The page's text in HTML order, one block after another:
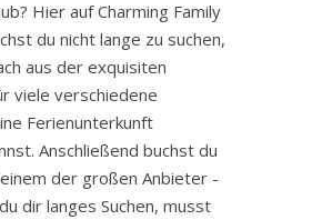
Hier auf Charming Family
du nicht lange zu suchen,
aus der exquisiten
viele verschiedene
Ferienunterkunft
Anschließend buchst du
der großen Anbieter -
dir langes Suchen, musst